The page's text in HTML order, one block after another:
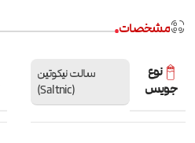
مشخصات
نوع
جویس
سالت نیکوتین
(Saltnic)